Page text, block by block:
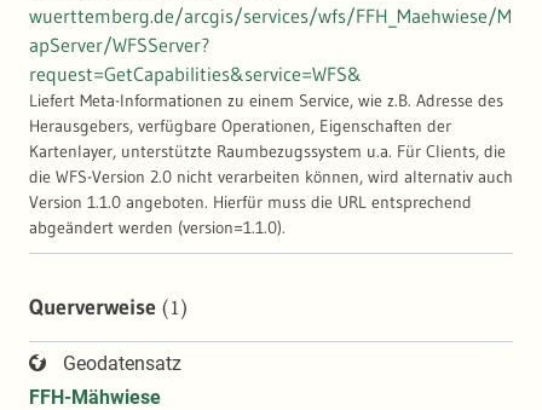
wuerttemberg.de/arcgis/services/wfs/FFH_Maehwiese/M
apServer/WFSServer?
request=GetCapabilities&service=WFS&
Liefert Meta-Informationen zu einem Service, wie z.B. Adresse des
Herausgebers, verfügbare Operationen, Eigenschaften der
Kartenlayer, unterstützte Raumbezugssystem u.a. Für Clients, die
die WFS-Version 2.0 nicht verarbeiten können, wird alternativ auch
Version 1.1.0 angeboten. Hierfür muss die URL entsprechend
abgeändert werden (version=1.1.0).
Querverweise (1)
Geodatensatz
FFH-Mähwiese